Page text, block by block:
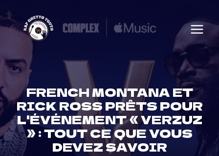
to
content
FRENCH MONTANA ET
RICK ROSS PRÊTS POUR
L'ÉVÉNEMENT « VERZUZ
» : TOUT CE QUE VOUS
DEVEZ SAVOIR